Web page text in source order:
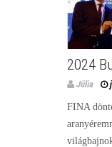
2024
Júlia
FINA